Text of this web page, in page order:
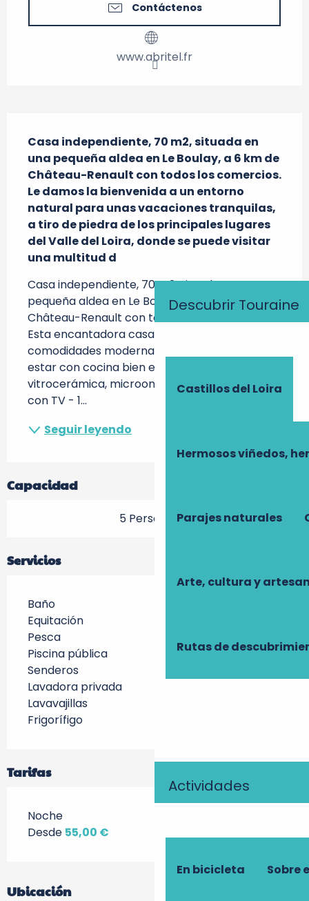
Descubrir Touraine
Castillos del Loira
Hermosos viñedos,
Parajes naturales
Arte, cultura y
Rutas de
Actividades
En bicicleta Sobre
Contáctenos
www.abritel.fr
Casa independiente, 70 m2, situada en
una pequeña aldea en Le Boulay, a 6 km de
Château-Renault con todos los comercios.
Le damos la bienvenida a un entorno
natural para unas vacaciones tranquilas,
a tiro de piedra de los principales lugares
del Valle del Loira, donde se puede visitar
una multitud d
Casa independiente, 70 m2, situada en una
pequeña aldea en Le Boulay, a 6 km de
Château-Renault con todos los comercios.
Esta encantadora casa tiene todas las
comodidades modernas: Planta baja: - Sala de
estar con cocina bien equipada (horno,
vitrocerámica, microondas) y sala de estar
con TV - 1...
Seguir leyendo
Capacidad
5 Persona(s)
Servicios
Baño
Equitación
Pesca
Piscina pública
Senderos
Lavadora privada
Lavavajillas
Frigorífigo
Tarifas
Noche
Desde 55,00 €
Ubicación